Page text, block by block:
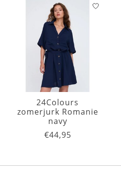
24Colours
zomerjurk Romanie
navy
€44,95